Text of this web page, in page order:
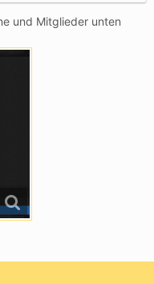
und Mitglieder unten